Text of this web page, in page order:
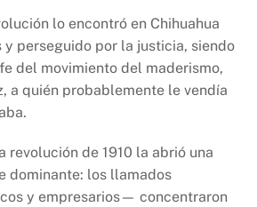
lo encontró en Chihuahua
y perseguido por la justicia, siendo
del movimiento del maderismo,
a quién probablemente le vendía
revolución de 1910 la abrió una
dominante: los llamados
y empresarios— concentraron